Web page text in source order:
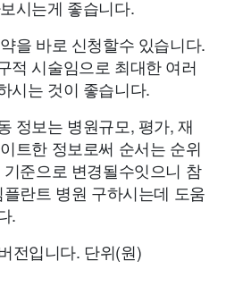
시는게 좋습니다.
을 바로 신청할수 있습니다.
적 시술임으로 최대한 여러
시는 것이 좋습니다.
정보는 병원규모, 평가, 재
트한 정보로써 순서는 순위
준으로 변경될수잇으니 참
란트 병원 구하시는데 도움
.
전입니다. 단위(원)